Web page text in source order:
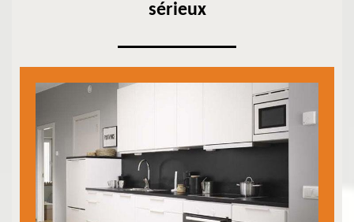
sérieux